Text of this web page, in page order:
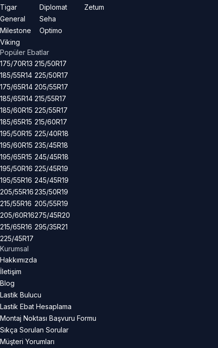
Tigar
General
Milestone
Viking
Diplomat
Seha
Optimo
Zetum
Popüler Ebatlar
175/70R13
185/55R14
175/65R14
185/65R14
185/60R15
185/65R15
195/50R15
195/60R15
195/65R15
195/50R16
195/55R16
205/55R16
215/55R16
205/60R16
215/65R16
225/45R17
215/50R17
225/50R17
205/55R17
215/55R17
225/55R17
215/60R17
225/40R18
235/45R18
245/45R18
225/45R19
245/45R19
235/50R19
205/55R19
275/45R20
295/35R21
Kurumsal
Hakkımızda
İletişim
Blog
Lastik Bulucu
Lastik Ebat Hesaplama
Montaj Noktası Başvuru Formu
Sıkça Sorulan Sorular
Müşteri Yorumları